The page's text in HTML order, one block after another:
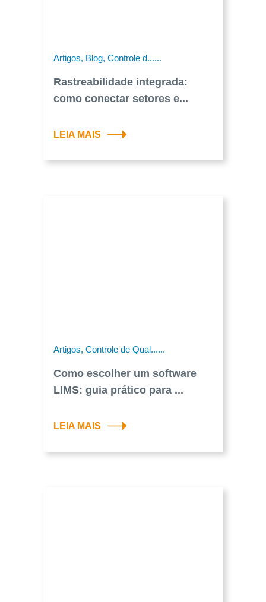
Artigos, Blog, Controle d......
Rastreabilidade integrada:
como conectar setores e...
LEIA MAIS
Artigos, Controle de Qual......
Como escolher um software
LIMS: guia prático para ...
LEIA MAIS